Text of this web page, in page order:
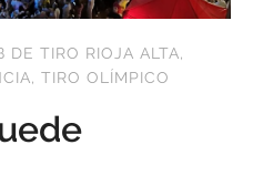
DE TIRO RIOJA ALTA,
, TIRO OLÍMPICO